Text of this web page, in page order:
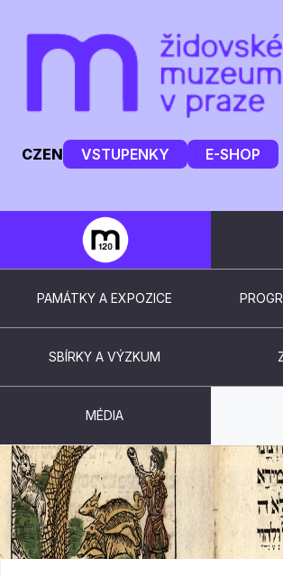
CZEN VSTUPENKY E-SHOP
PAMÁTKY A EXPOZICE
SBÍRKY A VÝZKUM
MÉDIA
JUDAICA BOHEMIAE